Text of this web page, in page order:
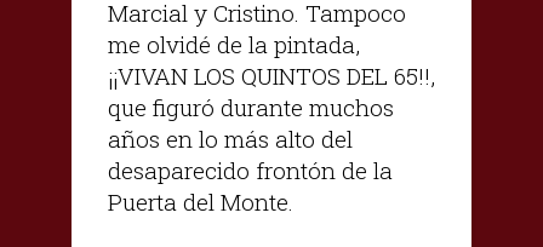
Marcial y Cristino. Tampoco
me olvidé de la pintada,
¡¡VIVAN LOS QUINTOS DEL 65!!,
que figuró durante muchos
años en lo más alto del
desaparecido frontón de la
Puerta del Monte.